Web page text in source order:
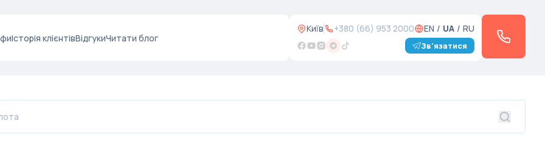
Історія клієнтівВідгукиЧитати блог
Київ +380 (66) 953 2000 EN / UA / RU
Зв'язатися